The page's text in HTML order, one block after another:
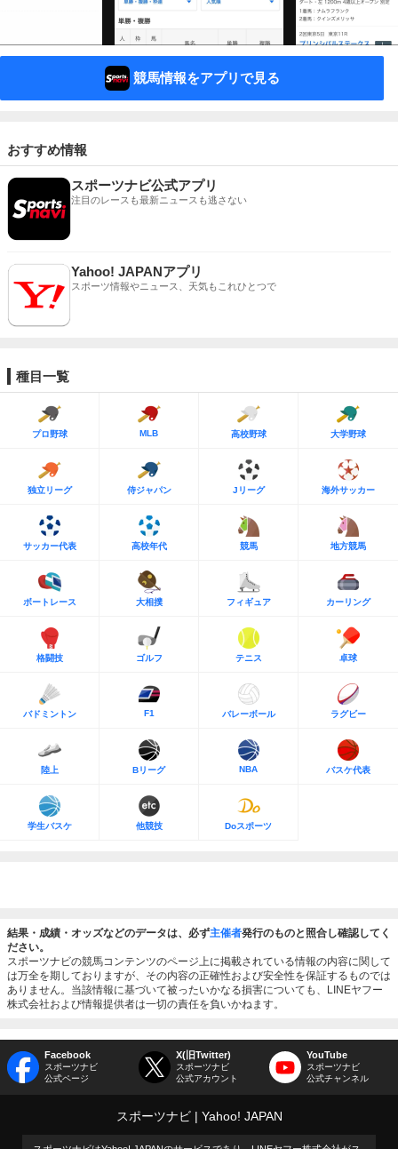
競馬情報をアプリで見る
おすすめ情報
スポーツナビ公式アプリ
注目のレースも最新ニュースも逃さない
Yahoo! JAPANアプリ
スポーツ情報やニュース、天気もこれひとつで
種目一覧
プロ野球 MLB 高校野球 大学野球
独立リーグ 侍ジャパン Jリーグ 海外サッカー
サッカー代表 高校年代 競馬 地方競馬
ボートレース 大相撲 フィギュア カーリング
格闘技 ゴルフ テニス 卓球
バドミントン F1 バレーボール ラグビー
陸上 Bリーグ NBA バスケ代表
学生バスケ 他競技 Doスポーツ
結果・成績・オッズなどのデータは、必ず主催者発行のものと照合し確認してく
ださい。
スポーツナビの競馬コンテンツのページ上に掲載されている情報の内容に関して
は万全を期しておりますが、その内容の正確性および安全性を保証するものでは
ありません。当該情報に基づいて被ったいかなる損害についても、LINEヤフー
株式会社および情報提供者は一切の責任を負いかねます。
Facebook
スポーツナビ
公式ページ
X(旧Twitter)
スポーツナビ
公式アカウント
YouTube
スポーツナビ
公式チャンネル
スポーツナビ Yahoo! JAPAN